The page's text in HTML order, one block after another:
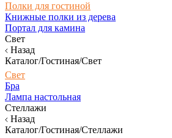
Полки для гостиной
Книжные полки из дерева
Портал для камина
Свет
Назад
Каталог/Гостиная/Свет
Свет
Бра
Лампа настольная
Стеллажи
Назад
Каталог/Гостиная/Стеллажи